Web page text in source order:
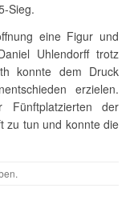
Sieg.
eine Figur und
Uhlendorff trotz
konnte dem Druck
erzielen.
der
zu tun und konnte die
.